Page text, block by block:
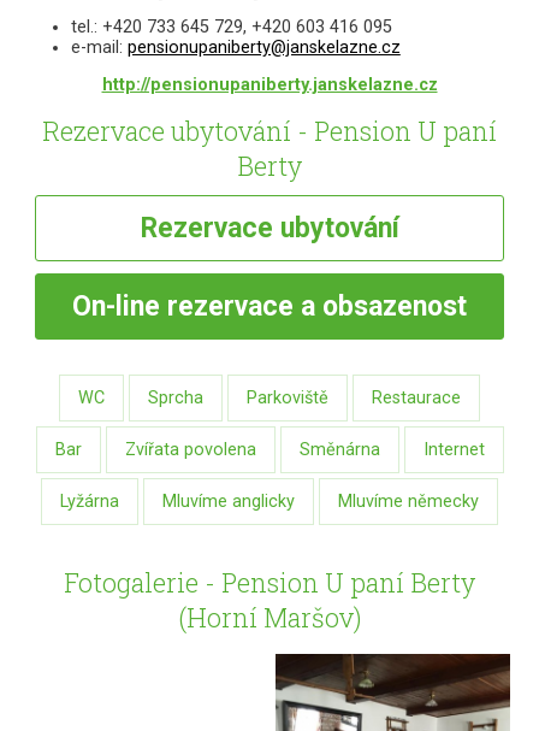
tel.: +420 733 645 729, +420 603 416 095
e-mail: pensionupaniberty@janskelazne.cz
http://pensionupaniberty.janskelazne.cz
Rezervace ubytování - Pension U paní
Berty
Rezervace ubytování
On-line rezervace a obsazenost
WC Sprcha Parkoviště Restaurace
Bar Zvířata povolena Směnárna Internet
Lyžárna Mluvíme anglicky Mluvíme německy
Fotogalerie - Pension U paní Berty
(Horní Maršov)